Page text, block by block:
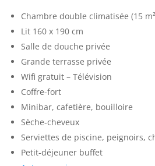
Chambre double climatisée (15
Lit 160 x 190 cm
Salle de douche privée
Grande terrasse privée
Wifi gratuit – Télévision
Coffre-fort
Minibar, cafetière, bouilloire
Sèche-cheveux
Serviettes de piscine, peignoirs,
Petit-déjeuner buffet